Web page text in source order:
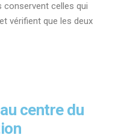
celles qui
vérifient que les deux
centre du